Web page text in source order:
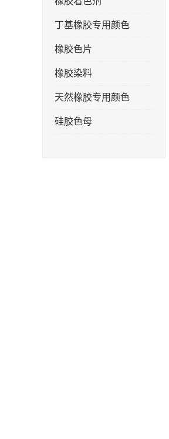
丁基橡胶专用颜色
橡胶色片
橡胶染料
天然橡胶专用颜色
硅胶色母